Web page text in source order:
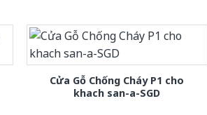
Cửa Gỗ Chống Cháy P1 cho
khach san-a-SGD